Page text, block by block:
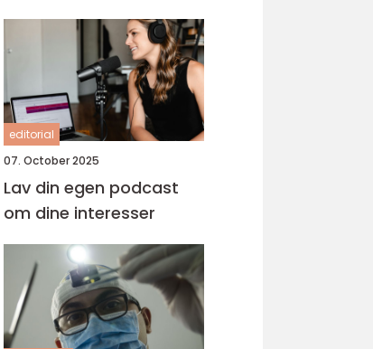
editorial
07. October 2025
Lav din egen podcast
om dine interesser